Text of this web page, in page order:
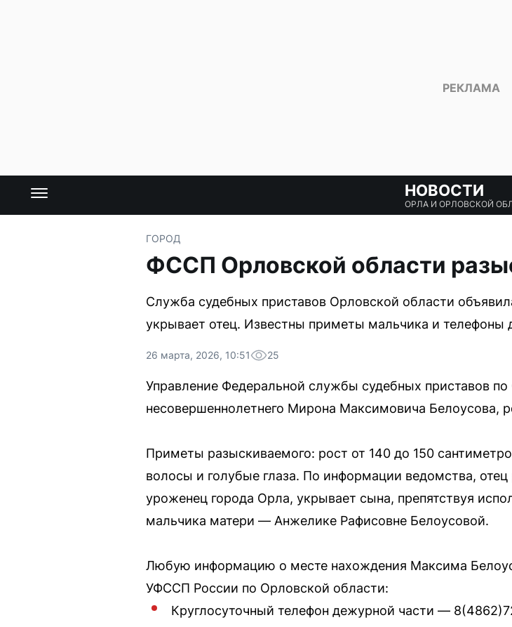
НОВОСТИ
ОРЛА И ОРЛОВСКОЙ
ГОРОД
ФССП Орловской области
Служба судебных приставов Орловской области
укрывает отец. Известны приметы мальчика и телефоны
26 марта, 2026, 10:51 25
Управление Федеральной службы судебных приставов
несовершеннолетнего Мирона Максимовича Белоусова,
Приметы разыскиваемого: рост от 140 до 150
волосы и голубые глаза. По информации ведомства,
уроженец города Орла, укрывает сына, препятствуя
мальчика матери — Анжелике Рафисовне Белоусовой.
Любую информацию о месте нахождения Максима
УФССП России по Орловской области:
Круглосуточный телефон дежурной части —